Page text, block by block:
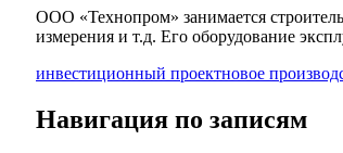
ООО «Технопром» занимается
измерения и т.д. Его оборудование
инвестиционный проектновое
Навигация по записям